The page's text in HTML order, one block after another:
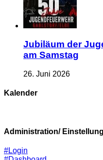
Jubiläum der
am Samstag
26. Juni 2026
Kalender
Administration/
#Login